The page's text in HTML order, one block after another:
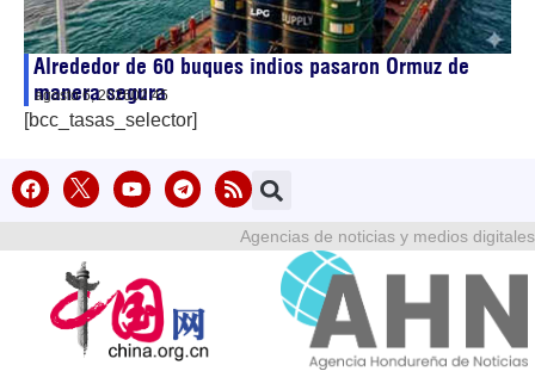
Alrededor de 60 buques indios pasaron Ormuz de
manera segura
agosto 6, 202602:45
[bcc_tasas_selector]
Agencias de noticias y medios digitales